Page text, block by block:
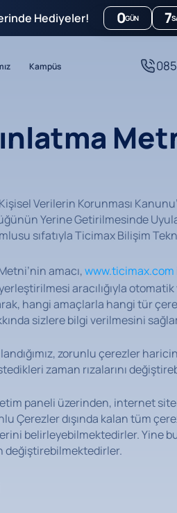
Hediyeler! 0GÜN 7
Kampüs
Verilerin Korunması
Yerine Getirilmesinde
sıfatıyla Ticimax Bilişim
amacı,www.ticimax.com
aracılığıyla
hangi amaçlarla hangi tür
sizlere bilgi verilmesini
zorunlu çerezler
zaman rızalarını
paneli üzerinden, internet
Çerezler dışında kalan tüm
belirleyebilmektedirler. Yine
değiştirebilmektedirler.